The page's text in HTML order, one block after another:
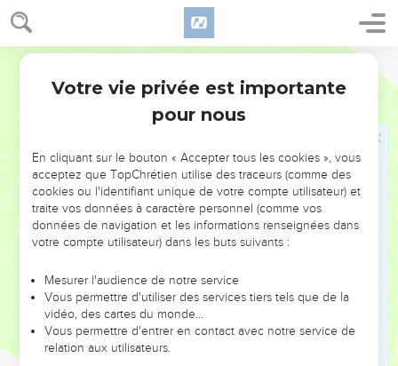
Psaumes 30
4 Eternel, tu as fait remonter mon âme du sépulcre ; tu m'as
rendu la vie, afin que je ne descendisse point en la fosse.
mémoire de sa Sainteté.
Car il n'y a qu'un moment en sa colère, [mais il y a toute]
nous ? le chant de triomphe y est le matin.
Quand j'étais en ma prospérité, je disais : je ne serai jamais
ébranlé.
Eternel, par ta faveur tu avais fait que la force se tenait en
Eternel, j'ai crié à toi, et j'ai présenté ma supplication à
l'Eternel, [en disant] :
Quel profit y aura-t-il en mon sang, si je descends dans la
fosse ? la poudre te célébrera-t-elle ? prêchera-t-elle ta
Votre vie privée est importante
pour nous
En cliquant sur le bouton « Accepter tous les cookies », vous
acceptez que TopChrétien utilise des traceurs (comme des
cookies ou l'identifiant unique de votre compte utilisateur) et
traite vos données à caractère personnel (comme vos
données de navigation et les informations renseignées dans
votre compte utilisateur) dans les buts suivants :
Mesurer l'audience de notre service
Vous permettre d'utiliser des services tiers tels que de la
vidéo, des cartes du monde…
Vous permettre d'entrer en contact avec notre service de
relation aux utilisateurs.